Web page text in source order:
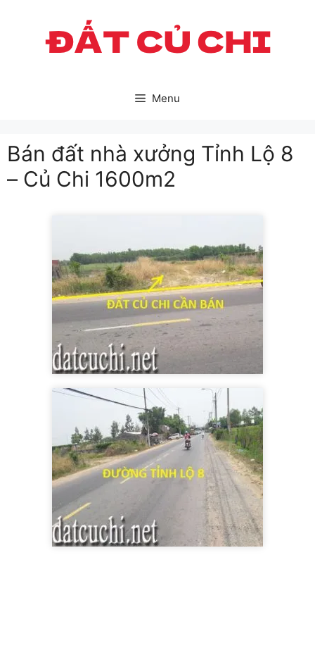
Menu
Bán đất nhà xưởng Tỉnh Lộ 8
– Củ Chi 1600m2